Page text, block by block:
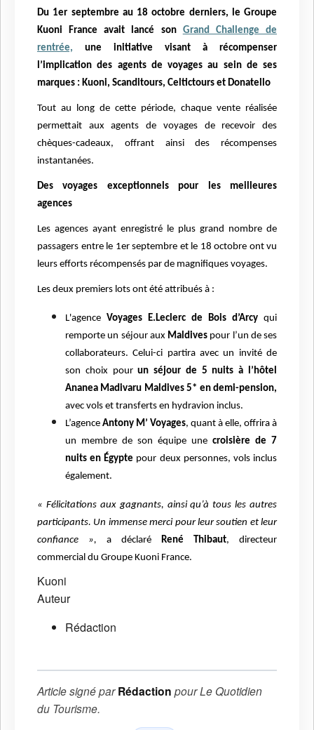
Du 1er septembre au 18 octobre derniers, le Groupe
Kuoni France avait lancé son Grand Challenge de
rentrée, une initiative visant à récompenser
l’implication des agents de voyages au sein de ses
marques : Kuoni, Scanditours, Celtictours et Donatello
Tout au long de cette période, chaque vente réalisée
permettait aux agents de voyages de recevoir des
chèques-cadeaux, offrant ainsi des récompenses
instantanées.
Des voyages exceptionnels pour les meilleures
agences
Les agences ayant enregistré le plus grand nombre de
passagers entre le 1er septembre et le 18 octobre ont vu
leurs efforts récompensés par de magnifiques voyages.
Les deux premiers lots ont été attribués à :
L'agence Voyages E.Leclerc de Bois d’Arcy qui
remporte un séjour aux Maldives pour l’un de ses
collaborateurs. Celui-ci partira avec un invité de
son choix pourun séjour de 5 nuits à l’hôtel
Ananea Madivaru Maldives 5* en demi-pension,
avec vols et transferts en hydravion inclus.
L’agence Antony M’ Voyages, quant à elle, offrira à
un membre de son équipe une croisière de 7
nuits en Égypte pour deux personnes, vols inclus
également.
« Félicitations aux gagnants, ainsi qu’à tous les autres
participants. Un immense merci pour leur soutien et leur
confiance », a déclaré René Thibaut, directeur
commercial du Groupe Kuoni France.
Kuoni
Auteur
Rédaction
Article signé parRédaction pourLe Quotidien
du Tourisme.